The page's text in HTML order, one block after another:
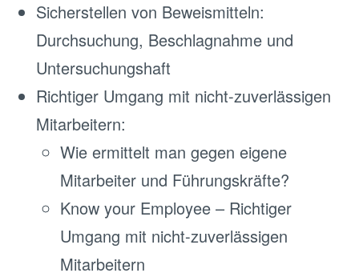
Sicherstellen von Beweismitteln:
Durchsuchung, Beschlagnahme und
Untersuchungshaft
Richtiger Umgang mit nicht-zuverlässigen
Mitarbeitern:
Wie ermittelt man gegen eigene
Mitarbeiter und Führungskräfte?
Know your Employee – Richtiger
Umgang mit nicht-zuverlässigen
Mitarbeitern